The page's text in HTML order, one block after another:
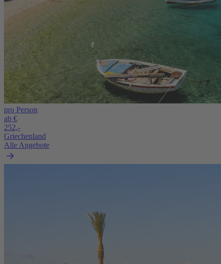
pro Person
ab €
252,-
Griechenland
Alle Angebote